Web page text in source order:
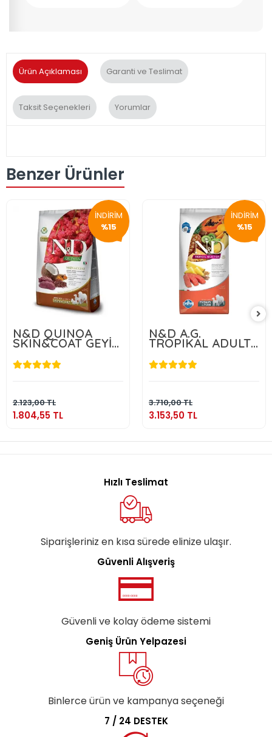
Ürün Açıklaması Garanti ve Teslimat
Taksit Seçenekleri Yorumlar
Benzer Ürünler
İNDİRİM
%15
N&D QUINOA
SKIN&COAT GEYİK
2.5 KG
2.123,00 TL
1.804,55 TL
1.804,55 TL
İNDİRİM
%15
N&D A.G.
TROPIKAL ADULT
MEDIUM & MAXI
SALMON 10 KG
3.710,00 TL
3.153,50 TL
3.153,50 TL
Hızlı Teslimat
Siparişleriniz en kısa sürede elinize ulaşır.
Güvenli Alışveriş
Güvenli ve kolay ödeme sistemi
Geniş Ürün Yelpazesi
Binlerce ürün ve kampanya seçeneği
7 / 24 DESTEK